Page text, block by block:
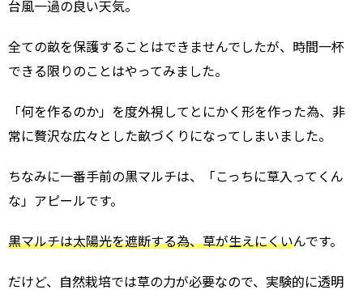
台風一過の良い天気。
全ての畝を保護することはできませんでしたが、時間一杯
できる限りのことはやってみました。
「何を作るのか」を度外視してとにかく形を作った為、非
常に贅沢な広々とした畝づくりになってしまいました。
ちなみに一番手前の黒マルチは、「こっちに草入ってくん
な」アピールです。
黒マルチは太陽光を遮断する為、草が生えにくいんです。
だけど、自然栽培では草の力が必要なので、実験的に透明